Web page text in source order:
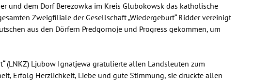
und dem Dorf Berezowka im Kreis Glubokowsk das katholische
Zweigfiliale der Gesellschaft „Wiedergeburt“ Ridder vereinigt
aus den Dörfern Predgornoje und Progress gekommen, um
(LNKZ) Ljubow Ignatjewa gratulierte allen Landsleuten zum
Erfolg Herzlichkeit, Liebe und gute Stimmung, sie drückte allen